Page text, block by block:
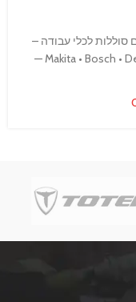
סוללות לכלי עבודה –
חזק, מהיר, עם אחריות Makita • Bosch • DeWalt • Milwaukee —